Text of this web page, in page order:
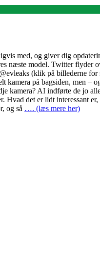
med, og giver dig
næste model. Twitter flyder
(klik på billederne for
kamera på bagsiden, men –
kamera? AI indførte de jo
Hvad det er lidt interessant
og så …. (læs mere her)